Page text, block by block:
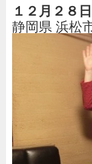
１２月２８
静岡県 浜松